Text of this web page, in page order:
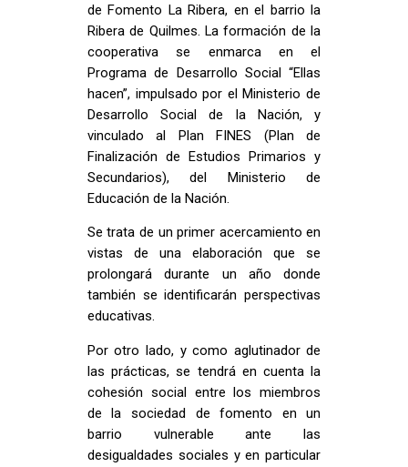
de Fomento La Ribera, en el barrio la
Ribera de Quilmes. La formación de la
cooperativa se enmarca en el
Programa de Desarrollo Social “Ellas
hacen”, impulsado por el Ministerio de
Desarrollo Social de la Nación, y
vinculado al Plan FINES (Plan de
Finalización de Estudios Primarios y
Secundarios), del Ministerio de
Educación de la Nación.
Se trata de un primer acercamiento en
vistas de una elaboración que se
prolongará durante un año donde
también se identificarán perspectivas
educativas.
Por otro lado, y como aglutinador de
las prácticas, se tendrá en cuenta la
cohesión social entre los miembros
de la sociedad de fomento en un
barrio vulnerable ante las
desigualdades sociales y en particular